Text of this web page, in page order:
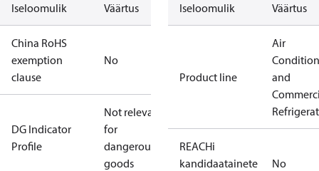
Iseloomulik Väärtus
China RoHS
exemption
clause
No
DG Indicator
Profile
Not relevant
for
dangerous
goods
Iseloomulik Väärtus
Product line
Air
and
REACHi
kandidaatainete
No